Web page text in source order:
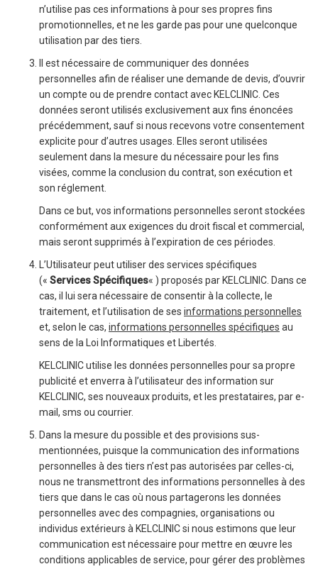
n’utilise pas ces informations à pour ses propres fins
promotionnelles, et ne les garde pas pour une quelconque
utilisation par des tiers.
Il est nécessaire de communiquer des données
personnelles afin de réaliser une demande de devis, d’ouvrir
un compte ou de prendre contact avec KELCLINIC. Ces
données seront utilisés exclusivement aux fins énoncées
précédemment, sauf si nous recevons votre consentement
explicite pour d’autres usages. Elles seront utilisées
seulement dans la mesure du nécessaire pour les fins
visées, comme la conclusion du contrat, son exécution et
son réglement.
Dans ce but, vos informations personnelles seront stockées
conformément aux exigences du droit fiscal et commercial,
mais seront supprimés à l’expiration de ces périodes.
L’Utilisateur peut utiliser des services spécifiques
(« Services Spécifiques« ) proposés par KELCLINIC. Dans ce
cas, il lui sera nécessaire de consentir à la collecte, le
traitement, et l’utilisation de ses informations personnelles
et, selon le cas, informations personnelles spécifiques au
sens de la Loi Informatiques et Libertés.
KELCLINIC utilise les données personnelles pour sa propre
publicité et enverra à l’utilisateur des information sur
KELCLINIC, ses nouveaux produits, et les prestataires, par e-
mail, sms ou courrier.
Dans la mesure du possible et des provisions sus-
mentionnées, puisque la communication des informations
personnelles à des tiers n’est pas autorisées par celles-ci,
nous ne transmettront des informations personnelles à des
tiers que dans le cas où nous partagerons les données
personnelles avec des compagnies, organisations ou
individus extérieurs à KELCLINIC si nous estimons que leur
communication est nécessaire pour mettre en œuvre les
conditions applicables de service, pour gérer des problèmes